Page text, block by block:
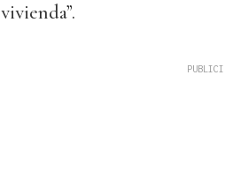
vivienda”.